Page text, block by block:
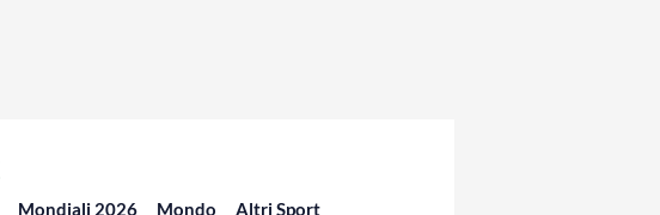
Mondiali 2026 Mondo Altri Sport